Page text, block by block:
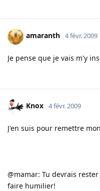
amaranth 4 févr. 2009
Je pense que je vais m'y
Knox 4 févr. 2009
J'en suis pour remettre
@mamar: Tu devrais
faire humilier!